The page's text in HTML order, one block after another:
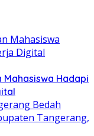
Hadapi